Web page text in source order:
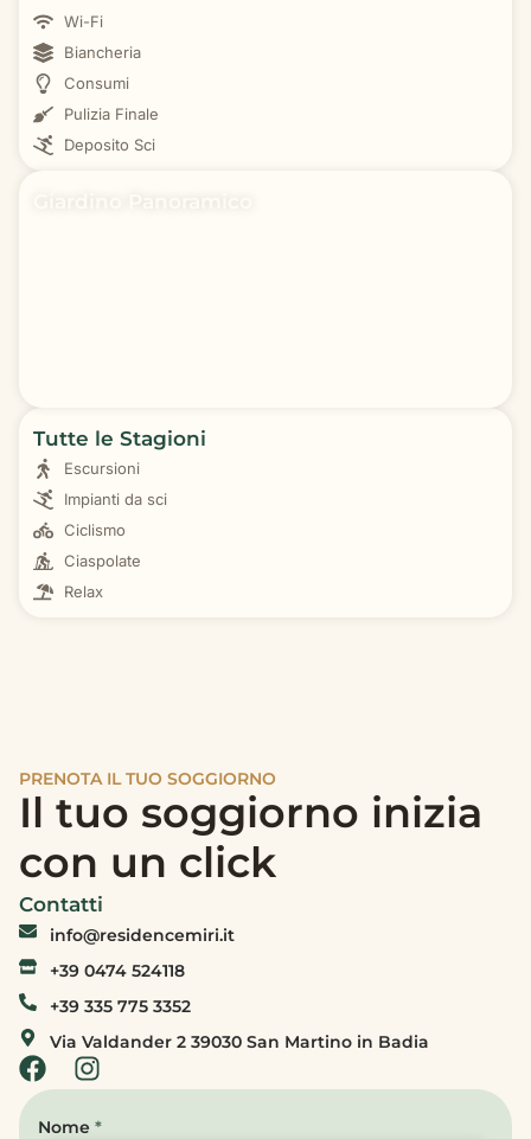
Wi-Fi
Biancheria
Consumi
Pulizia Finale
Deposito Sci
Tutte le Stagioni
Escursioni
Impianti da sci
Ciclismo
Ciaspolate
Relax
PRENOTA IL TUO SOGGIORNO
Il tuo soggiorno inizia
con un click
Contatti
info@residencemiri.it
+39 0474 524118
+39 335 775 3352
Via Valdander 2 39030 San Martino in Badia
Nome *